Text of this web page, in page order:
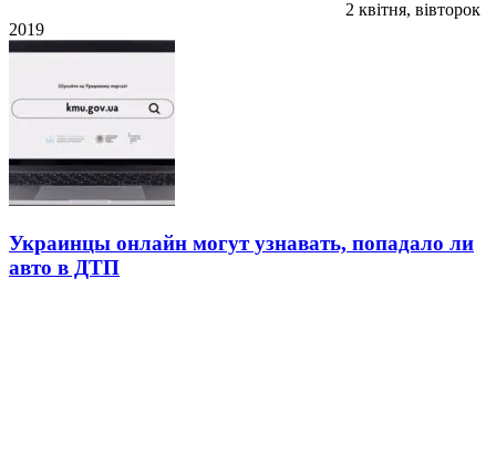
2 квітня, вівторок
2019
Украинцы онлайн могут узнавать, попадало ли
авто в ДТП